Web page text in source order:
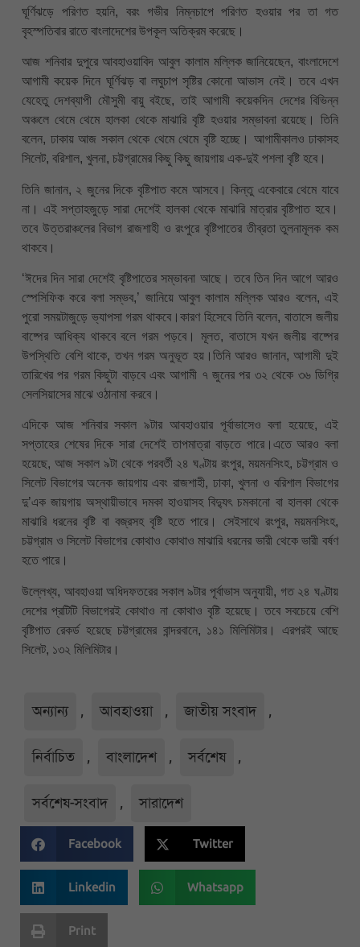
ঘূর্ণিঝড়ে পরিণত হয়নি, বরং গভীর নিম্নচাপে পরিণত হওয়ার পর তা গত
বৃহস্পতিবার রাতে বাংলাদেশের উপকূল অতিক্রম করেছে।
আজ শনিবার দুপুরে আবহাওয়াবিদ আবুল কালাম মল্লিক জানিয়েছেন, বাংলাদেশে
আগামী কয়েক দিনে ঘূর্ণিঝড় বা লঘুচাপ সৃষ্টির কোনো আভাস নেই। তবে এখন
যেহেতু দেশব্যাপী মৌসুমী বায়ু বইছে, তাই আগামী কয়েকদিন দেশের বিভিন্ন
অঞ্চলে থেমে থেমে হালকা থেকে মাঝারি বৃষ্টি হওয়ার সম্ভাবনা রয়েছে। তিনি
বলেন, ঢাকায় আজ সকাল থেকে থেমে থেমে বৃষ্টি হচ্ছে। আগামীকালও ঢাকাসহ
সিলেট, বরিশাল, খুলনা, চট্টগ্রামের কিছু কিছু জায়গায় এক-দুই পশলা বৃষ্টি হবে।
তিনি জানান, ২ জুনের দিকে বৃষ্টিপাত কমে আসবে। কিন্তু একেবারে থেমে যাবে
না। এই সপ্তাহজুড়ে সারা দেশেই হালকা থেকে মাঝারি মাত্রার বৃষ্টিপাত হবে।
তবে উত্তরাঞ্চলের বিভাগ রাজশাহী ও রংপুরে বৃষ্টিপাতের তীব্রতা তুলনামূলক কম
থাকবে।
‌‘ঈদের দিন সারা দেশেই বৃষ্টিপাতের সম্ভাবনা আছে। তবে তিন দিন আগে আরও
স্পেসিফিক করে বলা সম্ভব,’ জানিয়ে আবুল কালাম মল্লিক আরও বলেন, এই
পুরো সময়টাজুড়ে ভ্যাপসা গরম থাকবে।কারণ হিসেবে তিনি বলেন, বাতাসে জলীয়
বাষ্পের আধিক্য থাকবে বলে গরম পড়বে। মূলত, বাতাসে যখন জলীয় বাষ্পের
উপস্থিতি বেশি থাকে, তখন গরম অনুভূত হয়।তিনি আরও জানান, আগামী দুই
তারিখের পর গরম কিছুটা বাড়বে এবং আগামী ৭ জুনের পর ৩২ থেকে ৩৬ ডিগ্রি
সেলসিয়াসের মাঝে ওঠানামা করবে।
এদিকে আজ শনিবার সকাল ৯টার আবহাওয়ার পূর্বাভাসেও বলা হয়েছে, এই
সপ্তাহের শেষের দিকে সারা দেশেই তাপমাত্রা বাড়তে পারে।এতে আরও বলা
হয়েছে, আজ সকাল ৯টা থেকে পরবর্তী ২৪ ঘণ্টায় রংপুর, ময়মনসিংহ, চট্টগ্রাম ও
সিলেট বিভাগের অনেক জায়গায় এবং রাজশাহী, ঢাকা, খুলনা ও বরিশাল বিভাগের
দু’এক জায়গায় অস্থায়ীভাবে দমকা হাওয়াসহ বিদ্যুৎ চমকানো বা হালকা থেকে
মাঝারি ধরনের বৃষ্টি বা বজ্রসহ বৃষ্টি হতে পারে। সেইসাথে রংপুর, ময়মনসিংহ,
চট্টগ্রাম ও সিলেট বিভাগের কোথাও কোথাও মাঝারি ধরনের ভারী থেকে ভারী বর্ষণ
হতে পারে।
উল্লেখ্য, আবহাওয়া অধিদফতরের সকাল ৯টার পূর্বাভাস অনুযায়ী, গত ২৪ ঘণ্টায়
দেশের প্রটিটি বিভাগেরই কোথাও না কোথাও বৃষ্টি হয়েছে। তবে সবচেয়ে বেশি
বৃষ্টিপাত রেকর্ড হয়েছে চট্টগ্রামের বান্দরবানে, ১৪১ মিলিমিটার। এরপরই আছে
সিলেট, ১৩২ মিলিমিটার।
অন্যান্য , আবহাওয়া , জাতীয় সংবাদ ,
নির্বাচিত , বাংলাদেশ , সর্বশেষ ,
সর্বশেষ-সংবাদ , সারাদেশ
Facebook Twitter
Linkedin Whatsapp
Print